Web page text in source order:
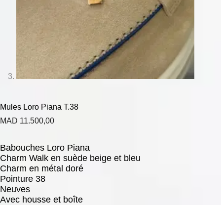
Mules Loro Piana T.38
MAD 11.500,00
Babouches Loro Piana
Charm Walk en suède beige et bleu
Charm en métal doré
Pointure 38
Neuves
Avec housse et boîte